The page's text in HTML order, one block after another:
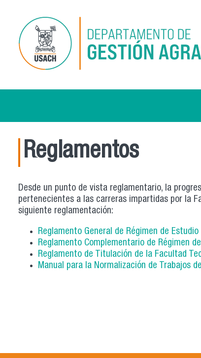
Reglamentos
Desde un punto de vista reglamentario, la
pertenecientes a las carreras impartidas por la
siguiente reglamentación:
Reglamento General de Régimen de Estudio
Reglamento Complementario de Régimen
Reglamento de Titulación de la Facultad
Manual para la Normalización de Trabajos